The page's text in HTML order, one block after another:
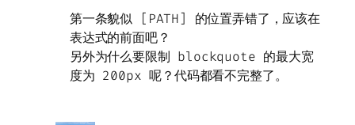
第一条貌似 [PATH] 的位置弄错了，应该在
表达式的前面吧？
另外为什么要限制 blockquote 的最大宽
度为 200px 呢？代码都看不完整了。